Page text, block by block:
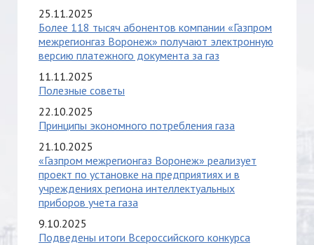
25.11.2025
Более 118 тысяч абонентов компании «Газпром
межрегионгаз Воронеж» получают электронную
версию платежного документа за газ
11.11.2025
Полезные советы
22.10.2025
Принципы экономного потребления газа
21.10.2025
«Газпром межрегионгаз Воронеж» реализует
проект по установке на предприятиях и в
учреждениях региона интеллектуальных
приборов учета газа
9.10.2025
Подведены итоги Всероссийского конкурса